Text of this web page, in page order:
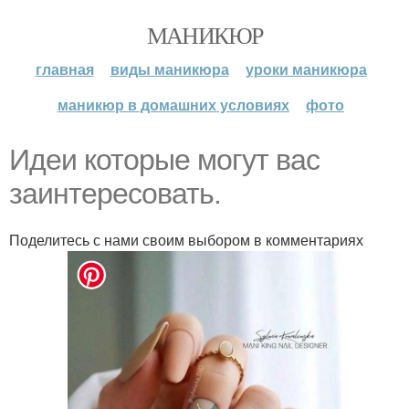
МАНИКЮР
главная виды маникюра
уроки маникюра
маникюр в домашних условиях
фото
Идеи которые могут вас
заинтересовать.
Поделитесь с нами своим выбором в комментариях